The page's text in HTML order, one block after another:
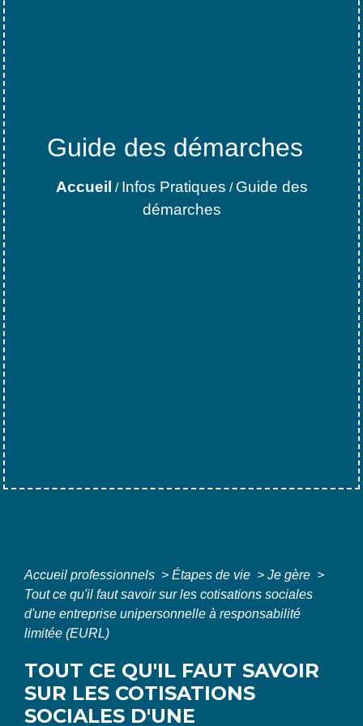
Guide des démarches
Accueil / Infos Pratiques / Guide des
démarches
Accueil professionnels > Étapes de vie > Je gère >
Tout ce qu'il faut savoir sur les cotisations sociales
d'une entreprise unipersonnelle à responsabilité
limitée (EURL)
TOUT CE QU'IL FAUT SAVOIR
SUR LES COTISATIONS
SOCIALES D'UNE